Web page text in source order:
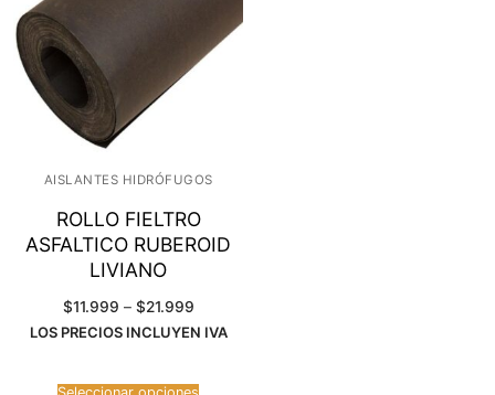
AISLANTES HIDRÓFUGOS
ROLLO FIELTRO
ASFALTICO RUBEROID
LIVIANO
$11.999 – $21.999Rango
precios:
LOS PRECIOS INCLUYEN IVA